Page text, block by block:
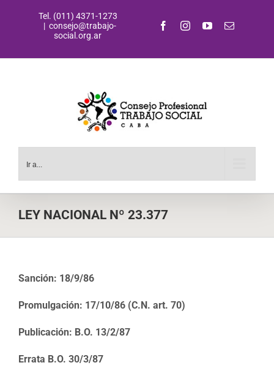
Tel. (011) 4371-1273
| consejo@trabajo-
social.org.ar
FacebookInstagramYouTubeCorreo
Ir a...
LEY NACIONAL Nº 23.377
Sanción: 18/9/86
Promulgación: 17/10/86 (C.N. art. 70)
Publicación: B.O. 13/2/87
Errata B.O. 30/3/87